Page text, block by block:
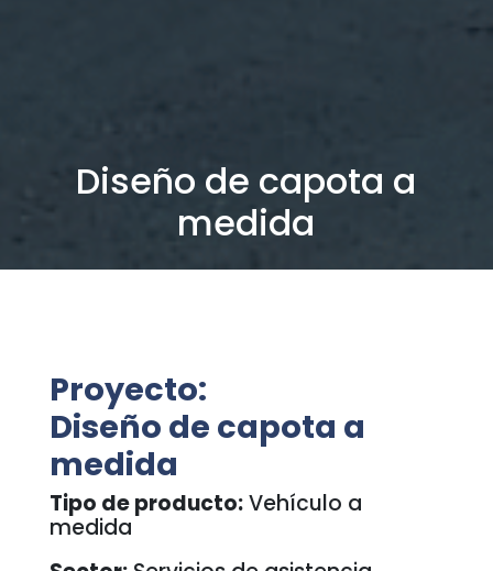
Diseño de capota a
medida
Proyecto:
Diseño de capota a
medida
Tipo de producto:Vehículo a
medida